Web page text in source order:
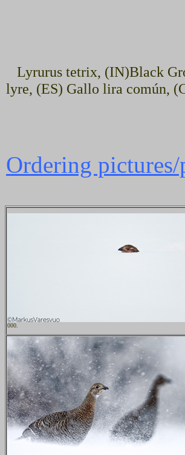
Lyrurus tetrix, (IN)Black
lyre, (ES) Gallo lira común,
Ordering
000.